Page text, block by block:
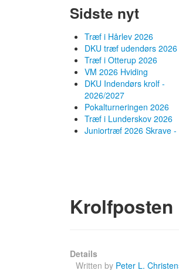
Sidste nyt
Træf i Hårlev 2026
DKU træf udendørs 2026
Træf i Otterup 2026
VM 2026 Hviding
DKU Indendørs krolf -
2026/2027
Pokalturneringen 2026
Træf i Lunderskov 2026
Juniortræf 2026 Skrave -
Krolfposten
Details
Written by Peter L.